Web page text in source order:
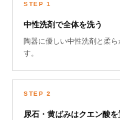
STEP 1
中性洗剤で全体を洗う
陶器に優しい中性洗剤と柔
す。
STEP 2
尿石・黄ばみはクエン酸を